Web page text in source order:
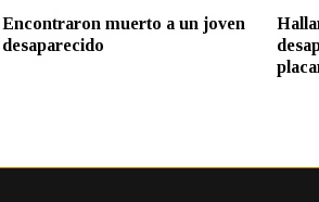
Encontraron muerto a un joven
desaparecido